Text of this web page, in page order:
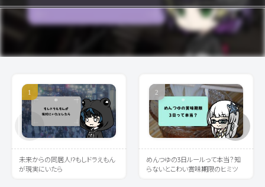
未来からの同居人!?もしドラえもん
が現実にいたら
めんつゆの3日ルールって本当？知
らないとこわい賞味期限のヒミツ